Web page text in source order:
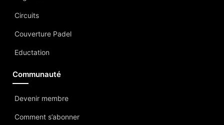
Circuits
Couverture Padel
Eductation
Communauté
Devenir membre
Comment s’abonner